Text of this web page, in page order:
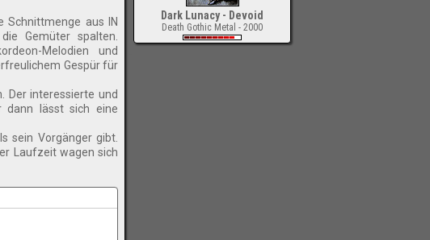
Schnittmenge aus IN
Gemüter spalten.
Melodien und
Gespür für
Der interessierte und
dann lässt sich eine
sein Vorgänger gibt.
Laufzeit wagen sich
Dark Lunacy - Devoid
Death Gothic Metal - 2000